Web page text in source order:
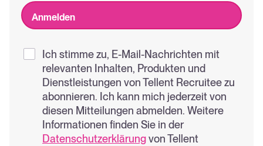
Ich stimme zu, E-Mail-Nachrichten mit
relevanten Inhalten, Produkten und
Dienstleistungen von Tellent Recruitee zu
abonnieren. Ich kann mich jederzeit von
diesen Mitteilungen abmelden. Weitere
Informationen finden Sie in der
Datenschutzerklärungvon Tellent